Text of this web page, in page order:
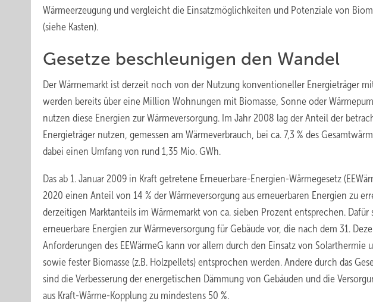
Wärmeerzeugung und vergleicht die Einsatzmöglichkeiten und Potenziale von
(siehe Kasten).
Gesetze beschleunigen den Wandel
Der Wärmemarkt ist derzeit noch von der Nutzung konventioneller Energieträger
werden bereits über eine Million Wohnungen mit Biomasse, Sonne oder
nutzen diese Energien zur Wärmeversorgung. Im Jahr 2008 lag der Anteil der
Energieträger nutzen, gemessen am Wärmeverbrauch, bei ca. 7,3 % des
dabei einen Umfang von rund 1,35 Mio. GWh.
Das ab 1. Januar 2009 in Kraft getretene Erneuerbare-Energien-Wärmegesetz
2020 einen Anteil von 14 % der Wärmeversorgung aus er­neuerbaren Energien zu
derzeitigen Marktanteils im Wärmemarkt von ca. sieben Prozent ent­sprechen.
erneuerbare Energien zur Wärmeversorgung für Gebäude vor, die nach dem 31.
Anforderungen des EEWärmeG kann vor allem durch den Einsatz von
sowie fester Biomasse (z.B. Holzpellets) entsprochen werden. Andere durch das
sind die Verbesserung der energetischen Dämmung von Gebäuden und die
aus Kraft-Wärme-Kopplung zu mindestens 50 %.